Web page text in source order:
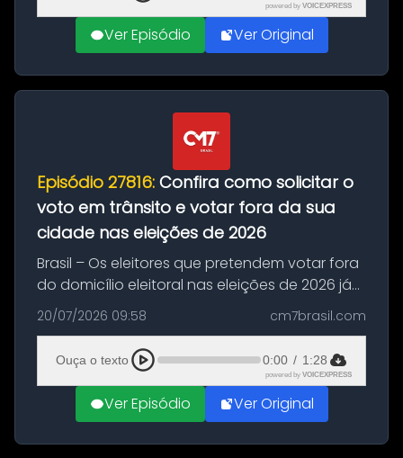
powered by VOICEXPRESS
Ver Episódio Ver Original
Episódio 27816: Confira como solicitar o
voto em trânsito e votar fora da sua
cidade nas eleições de 2026
Brasil – Os eleitores que pretendem votar fora
do domicílio eleitoral nas eleições de 2026 já
podem solicitar o voto em trânsito a partir
desta segunda-feira (20). O pedido pode ser
feito até 20 de ag...
20/07/2026 09:58 cm7brasil.com
Ouça o texto 0:00 / 1:28
powered by VOICEXPRESS
Ver Episódio Ver Original